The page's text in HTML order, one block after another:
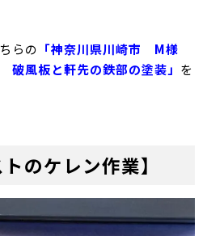
らの 「神奈川県川崎市 M様
風板と軒先の鉄部の塗装」 を
のケレン作業】